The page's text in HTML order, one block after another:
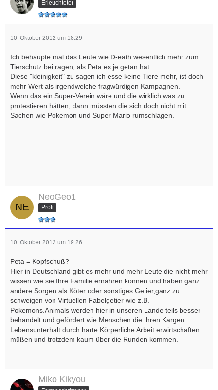
Erleuchteter
10. Oktober 2012 um 18:29
Ich behaupte mal das Leute wie D-eath wesentlich mehr zum
Tierschutz beitragen, als Peta es je getan hat.
Diese "kleinigkeit" zu sagen ich esse keine Tiere mehr, ist doch
mehr Wert als irgendwelche fragwürdigen Kampagnen.
Wenn das ein Super-Verein wäre und die wirklich was zu
protestieren hätten, dann müssten die sich doch nicht mit
Sachen wie Pokemon und Super Mario rumschlagen.
NeoGeo1
Profi
10. Oktober 2012 um 19:26
Peta = Kopfschuß?
Hier in Deutschland gibt es mehr und mehr Leute die nicht mehr
wissen wie sie Ihre Familie ernähren können und haben ganz
andere Sorgen als Köter oder sonstiges Getier,ganz zu
schweigen von Virtuellen Fabelgetier wie z.B.
Pokemons.Animals werden hier in unseren Lande teils besser
behandelt und gefördert wie Menschen die Ihren Kargen
Lebensunterhalt durch harte Körperliche Arbeit erwirtschaften
müßen und trotzdem kaum über die Runden kommen.
Miko Kikyou